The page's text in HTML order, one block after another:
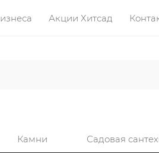
Акции Хитсад
Камни Садовая